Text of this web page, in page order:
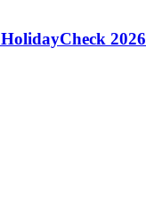
2026